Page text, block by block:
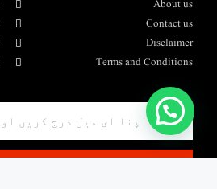
About us
Contact us
Disclaimer
Terms and Conditions